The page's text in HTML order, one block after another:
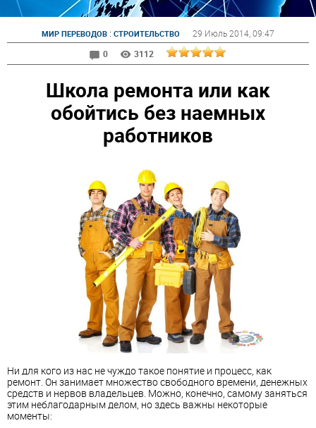
МИР ПЕРЕВОДОВ : СТРОИТЕЛЬСТВО 29 Июль 2014 , 09:47
0
3112
Школа ремонта или как
обойтись без наемных
работников
Ни для кого из нас не чуждо такое понятие и процесс, как
ремонт. Он занимает множество свободного времени, денежных
средств и нервов владельцев. Можно, конечно, самому заняться
этим неблагодарным делом, но здесь важны некоторые
моменты: